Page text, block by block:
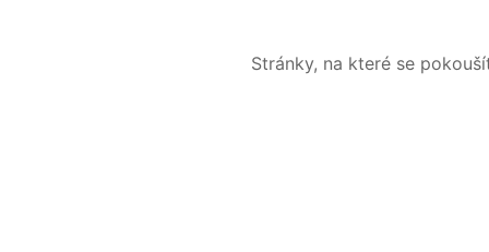
Stránky, na které se